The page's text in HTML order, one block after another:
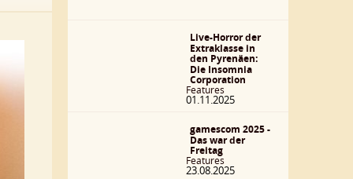
Live-Horror der
Extraklasse in
den Pyrenäen:
Die Insomnia
Corporation
Features
01.11.2025
gamescom 2025 -
Das war der
Freitag
Features
23.08.2025